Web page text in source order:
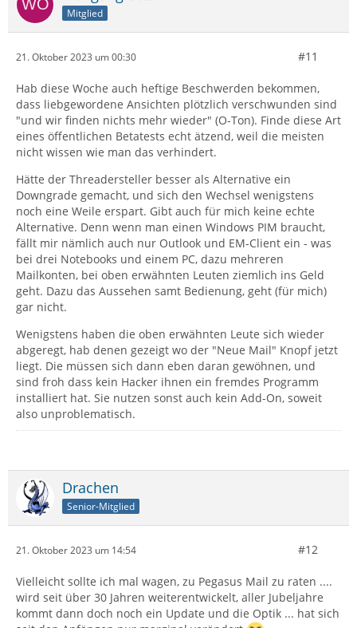
Mitglied
21. Oktober 2023 um 00:30 #11
Hab diese Woche auch heftige Beschwerden bekommen,
dass liebgewordene Ansichten plötzlich verschwunden sind
"und wir finden nichts mehr wieder" (O-Ton). Finde diese Art
eines öffentlichen Betatests echt ätzend, weil die meisten
nicht wissen wie man das verhindert.
Hätte der Threadersteller besser als Alternative ein
Downgrade gemacht, und sich den Wechsel wenigstens
noch eine Weile erspart. Gibt auch für mich keine echte
Alternative. Denn wenn man einen Windows PIM braucht,
fällt mir nämlich auch nur Outlook und EM-Client ein - was
bei drei Notebooks und einem PC, dazu mehreren
Mailkonten, bei oben erwähnten Leuten ziemlich ins Geld
geht. Dazu das Aussehen samt Bedienung, geht (für mich)
gar nicht.
Wenigstens haben die oben erwähnten Leute sich wieder
abgeregt, hab denen gezeigt wo der "Neue Mail" Knopf jetzt
liegt. Die müssen sich dann eben daran gewöhnen, und
sind froh dass kein Hacker ihnen ein fremdes Programm
installiert hat. Sie nutzen sonst auch kein Add-On, soweit
also unproblematisch.
Drachen
Senior-Mitglied
21. Oktober 2023 um 14:54 #12
Vielleicht sollte ich mal wagen, zu Pegasus Mail zu raten ....
wird seit über 30 Jahren weiterentwickelt, aller Jubeljahre
kommt dann doch noch ein Update und die Optik ... hat sich